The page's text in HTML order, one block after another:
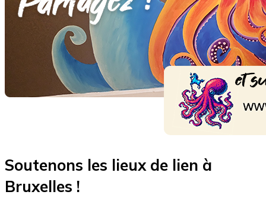
Soutenons les lieux de lien à
Bruxelles !